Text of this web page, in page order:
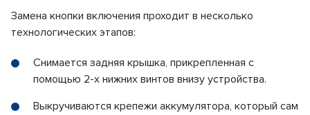
Замена кнопки включения проходит в несколько
технологических этапов:
Снимается задняя крышка, прикрепленная с
помощью 2-х нижних винтов внизу устройства.
Выкручиваются крепежи аккумулятора, который сам